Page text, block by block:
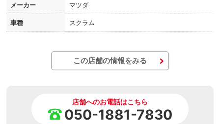
メーカー マツダ
車種 スクラム
この店舗の情報をみる
店舗へのお電話はこちら
050-1881-7830